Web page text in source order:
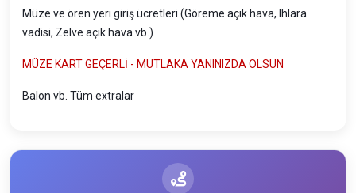
Müze ve ören yeri giriş ücretleri (Göreme açık hava, Ihlara
vadisi, Zelve açık hava vb.)
MÜZE KART GEÇERLİ - MUTLAKA YANINIZDA OLSUN
Balon vb. Tüm extralar